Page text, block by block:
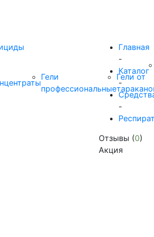
Гели
профессиональные
Гели от
Главная
-
Каталог
-
-
Отзывы (0)
Акция